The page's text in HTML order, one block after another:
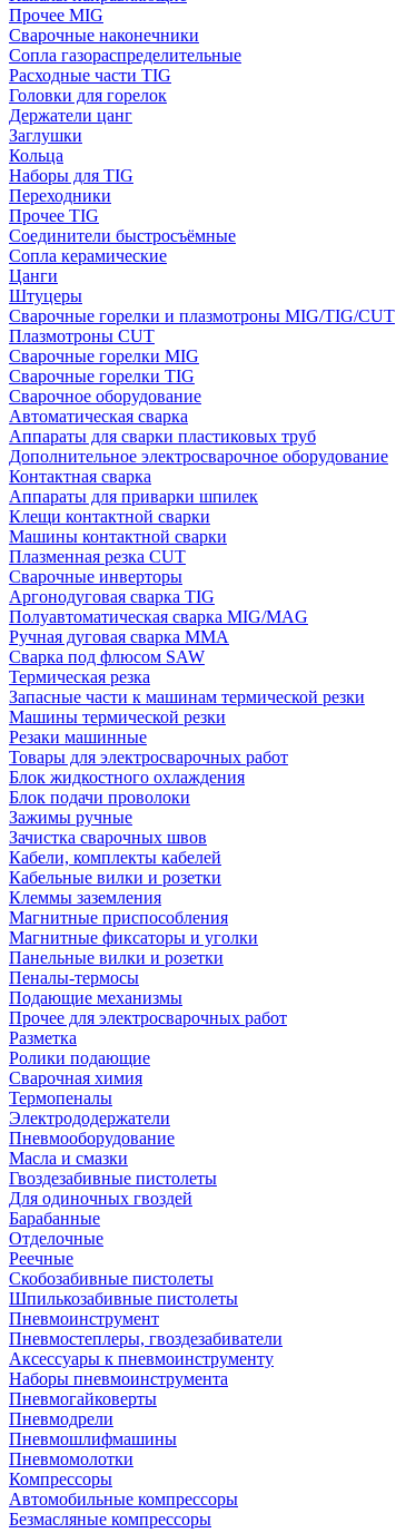
Прочее MIG
Сварочные наконечники
Сопла газораспределительные
Расходные части TIG
Головки для горелок
Держатели цанг
Заглушки
Кольца
Наборы для TIG
Переходники
Прочее TIG
Соединители быстросъёмные
Сопла керамические
Цанги
Штуцеры
Сварочные горелки и плазмотроны MIG/TIG/CUT
Плазмотроны CUT
Сварочные горелки MIG
Сварочные горелки TIG
Сварочное оборудование
Автоматическая сварка
Аппараты для сварки пластиковых труб
Дополнительное электросварочное оборудование
Контактная сварка
Аппараты для приварки шпилек
Клещи контактной сварки
Машины контактной сварки
Плазменная резка CUT
Сварочные инверторы
Аргонодуговая сварка TIG
Полуавтоматическая сварка MIG/MAG
Ручная дуговая сварка MMA
Сварка под флюсом SAW
Термическая резка
Запасные части к машинам термической резки
Машины термической резки
Резаки машинные
Товары для электросварочных работ
Блок жидкостного охлаждения
Блок подачи проволоки
Зажимы ручные
Зачистка сварочных швов
Кабели, комплекты кабелей
Кабельные вилки и розетки
Клеммы заземления
Магнитные приспособления
Магнитные фиксаторы и уголки
Панельные вилки и розетки
Пеналы-термосы
Подающие механизмы
Прочее для электросварочных работ
Разметка
Ролики подающие
Сварочная химия
Термопеналы
Электрододержатели
Пневмооборудование
Масла и смазки
Гвоздезабивные пистолеты
Для одиночных гвоздей
Барабанные
Отделочные
Реечные
Скобозабивные пистолеты
Шпилькозабивные пистолеты
Пневмоинструмент
Пневмостеплеры, гвоздезабиватели
Аксессуары к пневмоинструменту
Наборы пневмоинструмента
Пневмогайковерты
Пневмодрели
Пневмошлифмашины
Пневмомолотки
Компрессоры
Автомобильные компрессоры
Безмасляные компрессоры